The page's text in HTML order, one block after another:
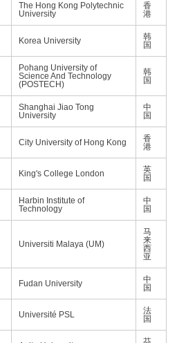
The Hong Kong Polytechnic
University
香
港
Korea University
韩
国
Pohang University of
Science And Technology
(POSTECH)
韩
国
Shanghai Jiao Tong
University
中
国
City University of Hong Kong
香
港
King's College London
英
国
Harbin Institute of
Technology
中
国
Universiti Malaya (UM)
马
来
西
亚
Fudan University
中
国
Université PSL
法
国